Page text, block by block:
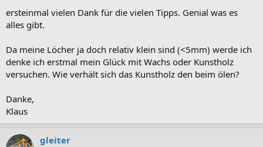
ersteinmal vielen Dank für die vielen Tipps. Genial was es
alles gibt.
Da meine Löcher ja doch relativ klein sind (<5mm) werde ich
denke ich erstmal mein Glück mit Wachs oder Kunstholz
versuchen. Wie verhält sich das Kunstholz den beim ölen?
Danke,
Klaus
gleiter